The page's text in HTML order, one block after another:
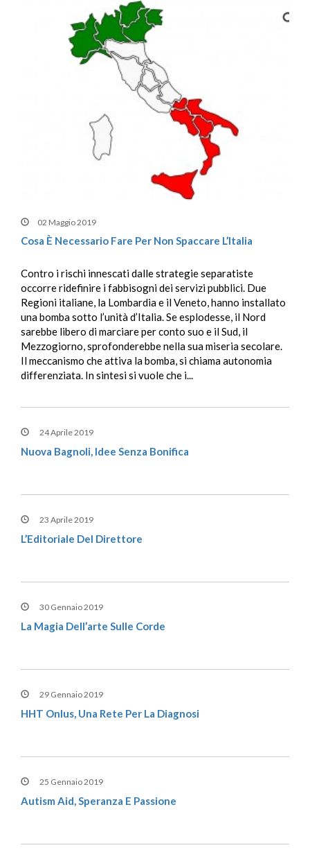
02 Maggio 2019
Cosa È Necessario Fare Per Non Spaccare L’Italia
Contro i rischi innescati dalle strategie separatiste
occorre ridefinire i fabbisogni dei servizi pubblici. Due
Regioni italiane, la Lombardia e il Veneto, hanno installato
una bomba sotto l’unità d’Italia. Se esplodesse, il Nord
sarebbe libero di marciare per conto suo e il Sud, il
Mezzogiorno, sprofonderebbe nella sua miseria secolare.
Il meccanismo che attiva la bomba, si chiama autonomia
differenziata. In sintesi si vuole che i...
24 Aprile 2019
Nuova Bagnoli, Idee Senza Bonifica
23 Aprile 2019
L’Editoriale Del Direttore
30 Gennaio 2019
La Magia Dell’arte Sulle Corde
29 Gennaio 2019
HHT Onlus, Una Rete Per La Diagnosi
25 Gennaio 2019
Autism Aid, Speranza E Passione